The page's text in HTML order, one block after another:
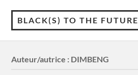
BLACK(S) TO THE FUTURE
Auteur/autrice : DIMBENG